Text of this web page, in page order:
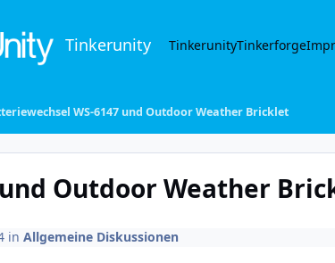
Tinkerunity TinkerunityTinkerforge
WS-6147 und Outdoor Weather Bricklet
Outdoor Weather
in Allgemeine Diskussionen